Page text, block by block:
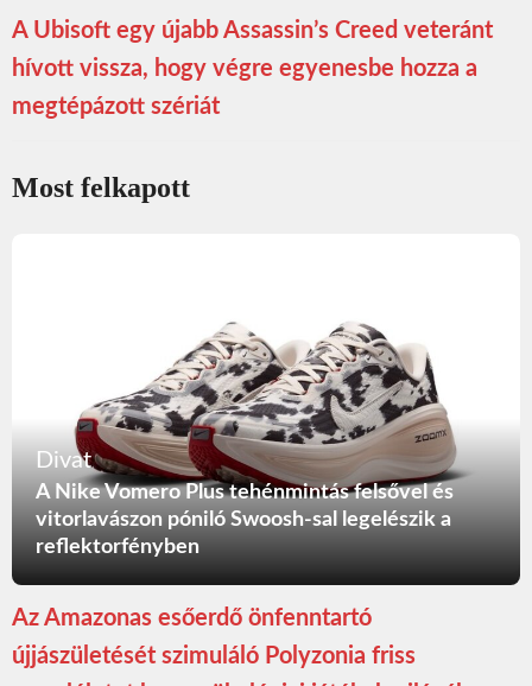
A Ubisoft egy újabb Assassin’s Creed veteránt
hívott vissza, hogy végre egyenesbe hozza a
megtépázott szériát
Most felkapott
Divat
A Nike Vomero Plus tehénmintás felsővel és
vitorlavászon póniló Swoosh-sal legelészik a
reflektorfényben
Az Amazonas esőerdő önfenntartó
újjászületését szimuláló Polyzonia friss